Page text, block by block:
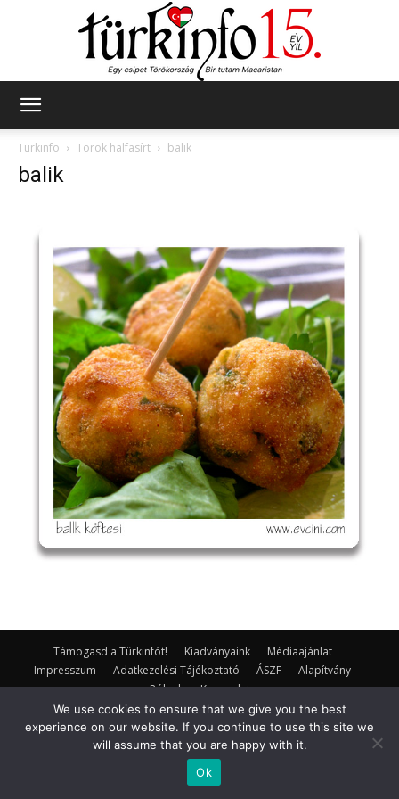
Türkinfo
Török halfasírt balik
balik
Támogasd a Türkinfót! Kiadványaink
Médiaajánlat
Impresszum
Adatkezelési Tájékoztató ÁSZF
Alapítvány
Rólunk
Kapcsolat
© Turkinfo.hu 2020
We use cookies to ensure that we give you the best
experience on our website. If you continue to use this site we
will assume that you are happy with it.
Ok